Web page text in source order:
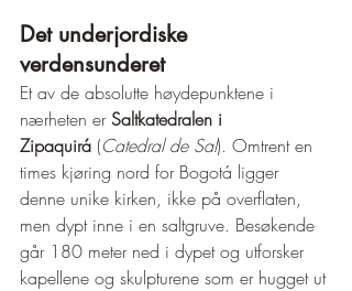
Det underjordiske
verdensunderet
Et av de absolutte høydepunktene i
nærheten er Saltkatedralen i
Zipaquirá (Catedral de Sal). Omtrent en
times kjøring nord for Bogotá ligger
denne unike kirken, ikke på overflaten,
men dypt inne i en saltgruve. Besøkende
går 180 meter ned i dypet og utforsker
kapellene og skulpturene som er hugget ut